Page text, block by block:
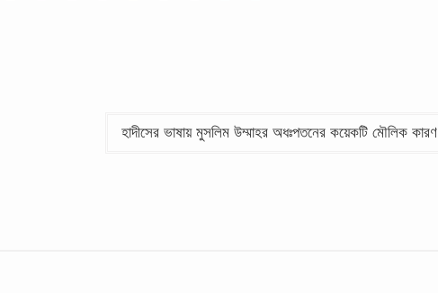
হাদীসের ভাষায় মুসলিম উম্মাহর অধঃপতনের কয়েকটি মৌলিক কারণ